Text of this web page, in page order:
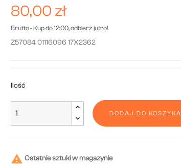
80,00 zł
Brutto- Kup do 12:00, odbierz jutro!
Z57084 01116096 17X2362
Ilość
DODAJ DO KOSZYKA
 Ostatnie sztuki w magazynie